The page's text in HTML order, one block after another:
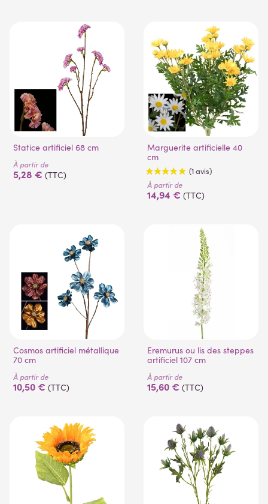
Statice artificiel 68 cm
À partir de
5,28 € (TTC)
Marguerite artificielle 40
cm
(1 avis)
À partir de
14,94 € (TTC)
Cosmos artificiel métallique
70 cm
À partir de
10,50 € (TTC)
Eremurus ou lis des steppes
artificiel 107 cm
À partir de
15,60 € (TTC)